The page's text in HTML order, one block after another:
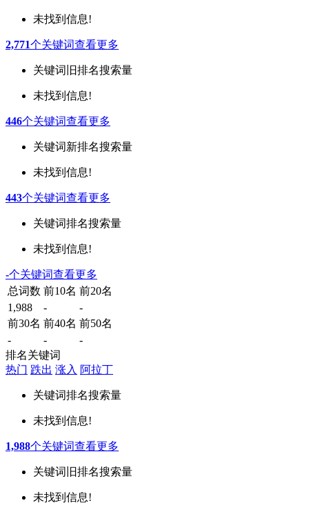
未找到信息!
2,771个关键词查看更多
关键词 旧排名搜索量
未找到信息!
446个关键词查看更多
关键词新排名搜索量
未找到信息!
443个关键词查看更多
关键词排名搜索量
未找到信息!
-个关键词查看更多
总词数 前10名 前20名
1,988
-
-
前30名 前40名 前50名
-
-
-
排名关键词
热门 跌出 涨入 阿拉丁
关键词排名搜索量
未找到信息!
1,988个关键词查看更多
关键词 旧排名搜索量
未找到信息!